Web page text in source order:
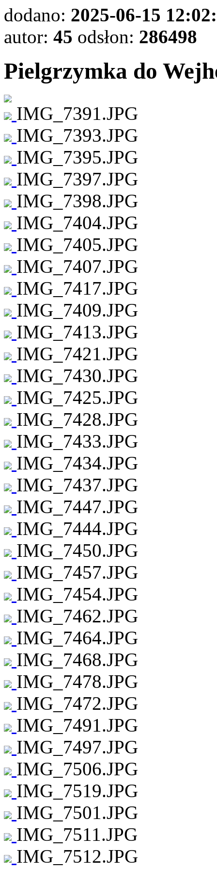
dodano: 2025-06-15
autor: 45 odsłon: 286498
Pielgrzymka do
IMG_7391.JPG
IMG_7393.JPG
IMG_7395.JPG
IMG_7397.JPG
IMG_7398.JPG
IMG_7404.JPG
IMG_7405.JPG
IMG_7407.JPG
IMG_7417.JPG
IMG_7409.JPG
IMG_7413.JPG
IMG_7421.JPG
IMG_7430.JPG
IMG_7425.JPG
IMG_7428.JPG
IMG_7433.JPG
IMG_7434.JPG
IMG_7437.JPG
IMG_7447.JPG
IMG_7444.JPG
IMG_7450.JPG
IMG_7457.JPG
IMG_7454.JPG
IMG_7462.JPG
IMG_7464.JPG
IMG_7468.JPG
IMG_7478.JPG
IMG_7472.JPG
IMG_7491.JPG
IMG_7497.JPG
IMG_7506.JPG
IMG_7519.JPG
IMG_7501.JPG
IMG_7511.JPG
IMG_7512.JPG